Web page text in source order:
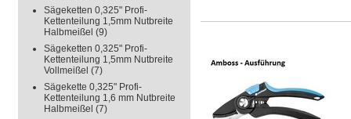
Sägeketten 0,325" Profi-
Kettenteilung 1,5mm Nutbreite
Halbmeißel (9)
Sägeketten 0,325" Profi-
Kettenteilung 1,5mm Nutbreite
Vollmeißel (7)
Sägekette 0,325" Profi-
Kettenteilung 1,6 mm Nutbreite
Halbmeißel (7)